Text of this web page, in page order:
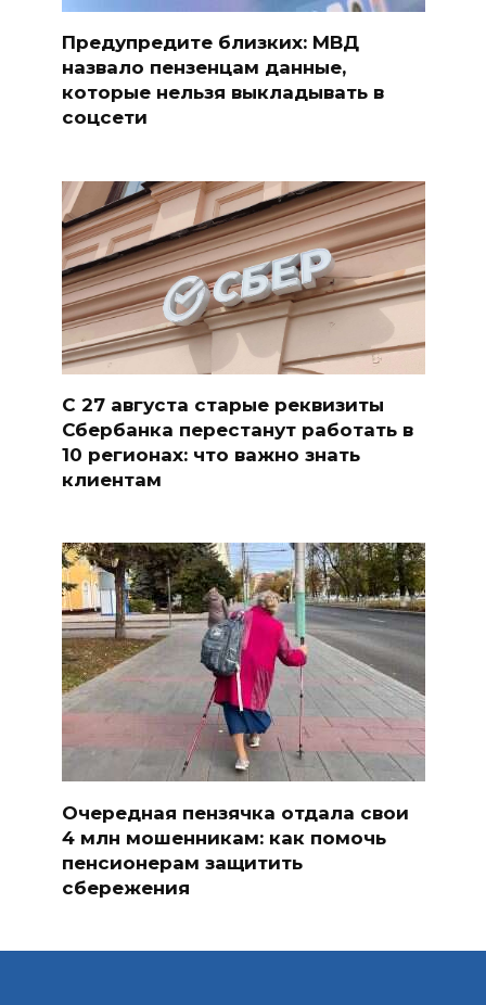
Предупредите близких: МВД
назвало пензенцам данные,
которые нельзя выкладывать в
соцсети
С 27 августа старые реквизиты
Сбербанка перестанут работать в
10 регионах: что важно знать
клиентам
Очередная пензячка отдала свои
4 млн мошенникам: как помочь
пенсионерам защитить
сбережения